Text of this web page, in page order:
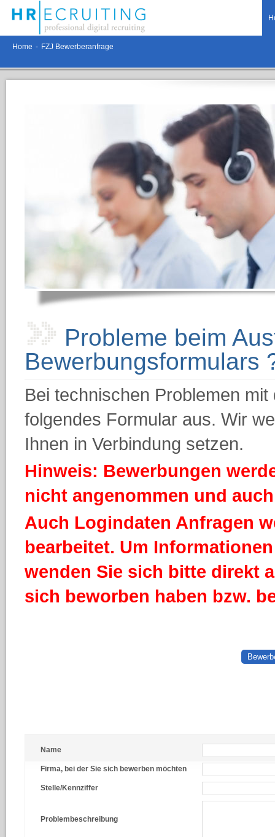
Home - FZJ Bewerberanfrage
Probleme beim
Bewerbungsformulars
Bei technischen Problemen
folgendes Formular aus. Wir
Ihnen in Verbindung setzen.
Hinweis: Bewerbungen
nicht angenommen und
Auch Logindaten Anfragen
bearbeitet. Um
wenden Sie sich bitte direkt
sich beworben haben bzw.
Name
Firma, bei der Sie sich bewerben möchten
Stelle/Kennziffer
Problembeschreibung